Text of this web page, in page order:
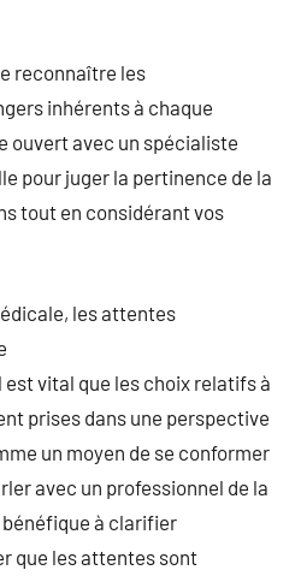
reconnaître les
inhérents à chaque
ouvert avec un spécialiste
pour juger la pertinence de la
tout en considérant vos
les attentes
vital que les choix relatifs à
prises dans une perspective
un moyen de se conformer
avec un professionnel de la
à clarifier
que les attentes sont